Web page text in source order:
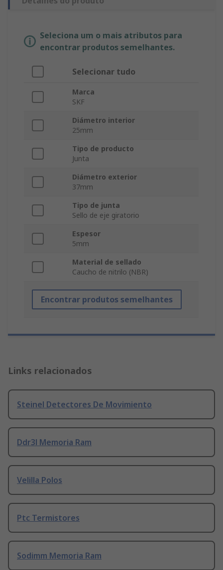
Seleciona um o mais atributos para
encontrar produtos semelhantes.
Selecionar tudo
Marca
SKF
Diámetro interior
25mm
Tipo de producto
Junta
Diámetro exterior
37mm
Tipo de junta
Sello de eje giratorio
Espesor
5mm
Material de sellado
Caucho de nitrilo (NBR)
Encontrar produtos semelhantes
Links relacionados
Steinel Detectores De Movimiento
Ddr3l Memoria Ram
Velilla Polos
Ptc Termistores
Sodimm Memoria Ram